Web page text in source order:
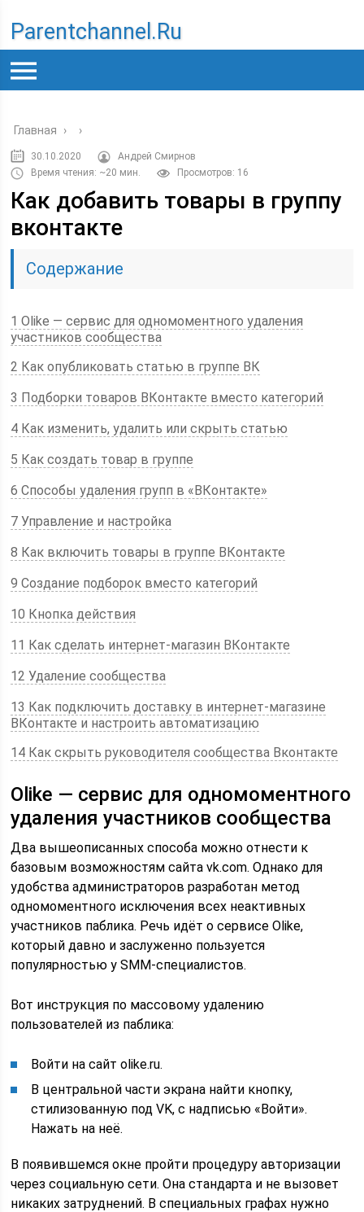
Parentchannel.ru
Главная › ›
30.10.2020
Андрей Смирнов
Время чтения: ~20 мин.
Просмотров: 16
Как добавить товары в группу
вконтакте
Содержание
1 Olike — сервис для одномоментного удаления
участников сообщества
2 Как опубликовать статью в группе ВК
3 Подборки товаров ВКонтакте вместо категорий
4 Как изменить, удалить или скрыть статью
5 Как создать товар в группе
6 Способы удаления групп в «ВКонтакте»
7 Управление и настройка
8 Как включить товары в группе ВКонтакте
9 Создание подборок вместо категорий
10 Кнопка действия
11 Как сделать интернет-магазин ВКонтакте
12 Удаление сообщества
13 Как подключить доставку в интернет-магазине
ВКонтакте и настроить автоматизацию
14 Как скрыть руководителя сообщества Вконтакте
Olike — сервис для одномоментного
удаления участников сообщества
Два вышеописанных способа можно отнести к
базовым возможностям сайта vk.com. Однако для
удобства администраторов разработан метод
одномоментного исключения всех неактивных
участников паблика. Речь идёт о сервисе Olike,
который давно и заслуженно пользуется
популярностью у SMM-специалистов.
Вот инструкция по массовому удалению
пользователей из паблика:
Войти на сайт olike.ru.
В центральной части экрана найти кнопку,
стилизованную под VK, с надписью «Войти».
Нажать на неё.
В появившемся окне пройти процедуру авторизации
через социальную сети. Она стандарта и не вызовет
никаких затруднений. В специальных графах нужно